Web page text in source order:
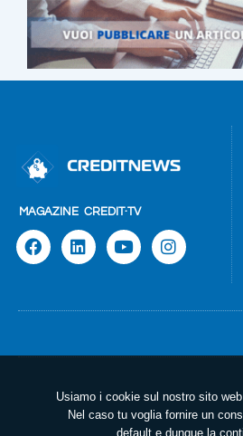
MAGAZINE CREDIT·TV
Usiamo i cookie sul nostro sito
Nel caso tu voglia fornire un
default e dunque la